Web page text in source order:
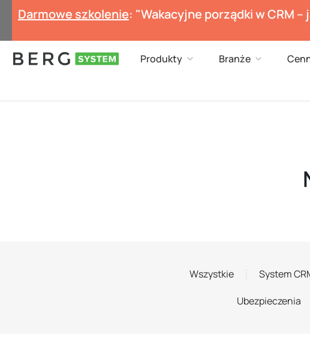
Darmowe szkolenie: "Wakacyjne porządki w CRM
Produkty Open Produkty
Branże Open
Wszystkie System
Ubezpieczenia